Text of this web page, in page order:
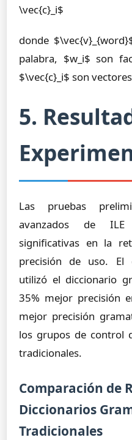
\vec{c}_i$
donde
palabra, $w_i$ son
$\vec{c}_i$ son
5.
Las pruebas
avanzados de ILE
significativas en la
precisión de uso. El
utilizó el diccionario
35% mejor precisión
mejor precisión
los grupos de control
tradicionales.
Comparación de
Diccionarios
Tradicionales